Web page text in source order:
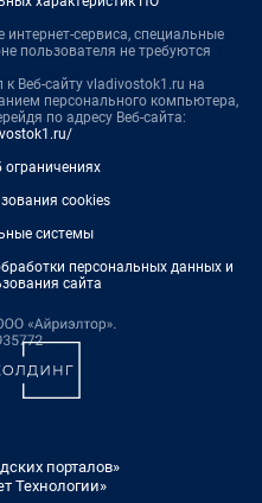
интернет-сервиса, специальные
пользователя не требуются
Веб-сайту vladivostok1.ru на
персонального компьютера,
по адресу Веб-сайта:
cookies
системы
персональных данных и
сайта
порталов»
Технологии»